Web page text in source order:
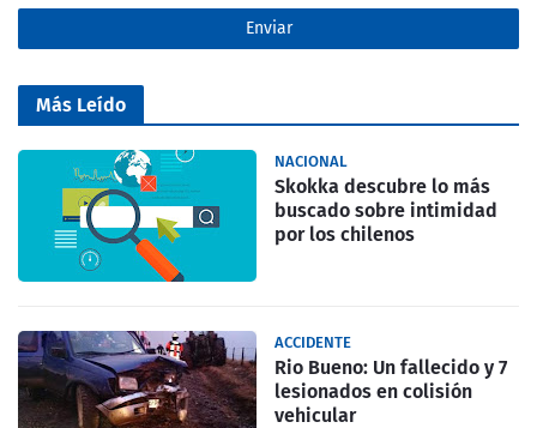
Más Leído
NACIONAL
Skokka descubre lo más
buscado sobre intimidad
por los chilenos
ACCIDENTE
Rio Bueno: Un fallecido y 7
lesionados en colisión
vehicular